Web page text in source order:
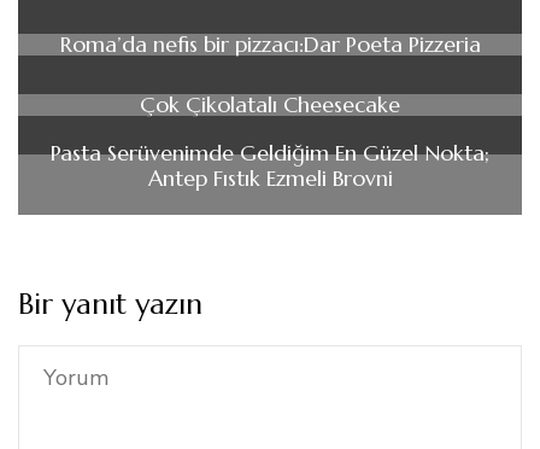
Roma’da nefis bir pizzacı:Dar Poeta Pizzeria
Çok Çikolatalı Cheesecake
Pasta Serüvenimde Geldiğim En Güzel Nokta;
Antep Fıstık Ezmeli Brovni
Bir yanıt yazın